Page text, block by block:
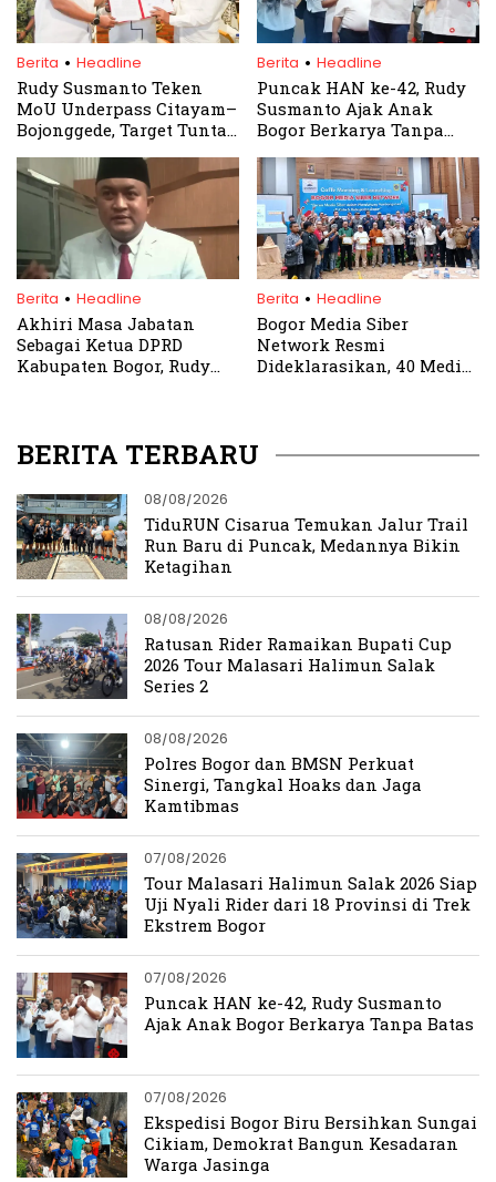
Berita . Headline
Rudy Susmanto Teken
MoU Underpass Citayam–
Bojonggede, Target Tuntas
Berita . Headline
Puncak HAN ke-42, Rudy
Susmanto Ajak Anak
Bogor Berkarya Tanpa
Berita . Headline
Akhiri Masa Jabatan
Sebagai Ketua DPRD
Kabupaten Bogor, Rudy
Berita . Headline
Bogor Media Siber
Network Resmi
Dideklarasikan, 40 Media
BERITA TERBARU
08/08/2026
TiduRUN Cisarua Temukan Jalur Trail
Run Baru di Puncak, Medannya Bikin
Ketagihan
08/08/2026
Ratusan Rider Ramaikan Bupati Cup
2026 Tour Malasari Halimun Salak
Series 2
08/08/2026
Polres Bogor dan BMSN Perkuat
Sinergi, Tangkal Hoaks dan Jaga
Kamtibmas
07/08/2026
Tour Malasari Halimun Salak 2026 Siap
Uji Nyali Rider dari 18 Provinsi di Trek
Ekstrem Bogor
07/08/2026
Puncak HAN ke-42, Rudy Susmanto
Ajak Anak Bogor Berkarya Tanpa Batas
07/08/2026
Ekspedisi Bogor Biru Bersihkan Sungai
Cikiam, Demokrat Bangun Kesadaran
Warga Jasinga